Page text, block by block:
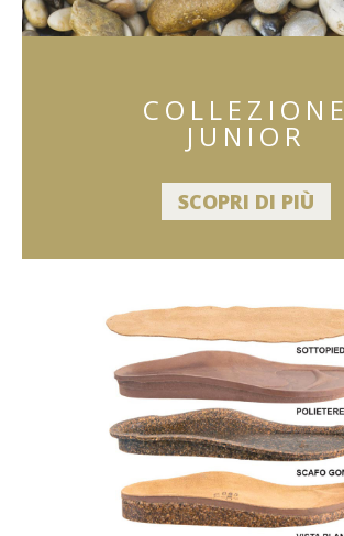
COLLEZIONE
JUNIOR
SCOPRI DI PIÙ